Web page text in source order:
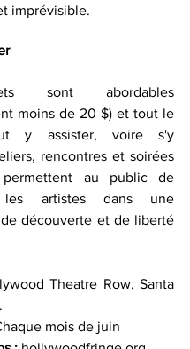
imprévisible.
sont abordables
moins de 20 $) et tout le
y assister, voire s'y
rencontres et soirées
au public de
les artistes dans une
découverte et de liberté
Theatre Row, Santa
mois de juin